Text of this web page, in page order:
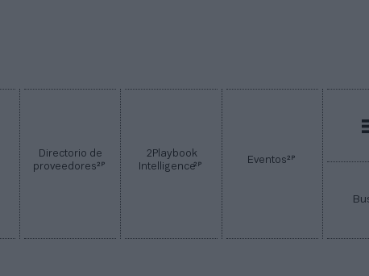
Directorio de
proveedores2P
2Playbook
Intelligence2P Eventos2P